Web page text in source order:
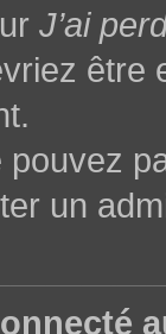
J’ai
être
un